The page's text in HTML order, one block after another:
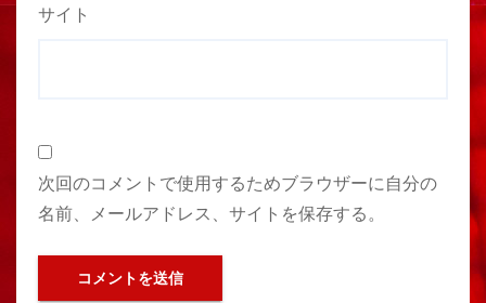
サイト
次回のコメントで使用するためブラウザーに自分の
名前、メールアドレス、サイトを保存する。